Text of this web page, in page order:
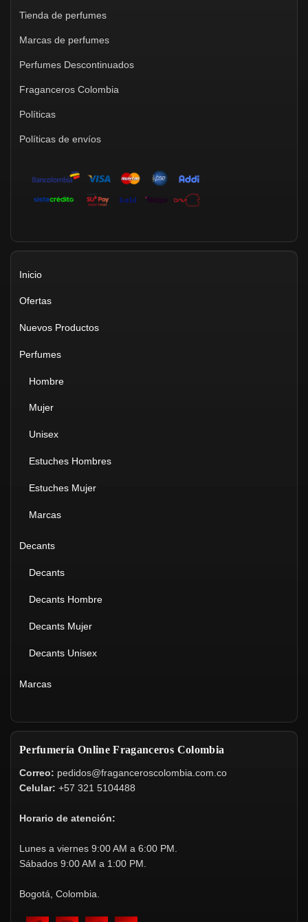
Tienda de perfumes
Marcas de perfumes
Perfumes Descontinuados
Fraganceros Colombia
Políticas
Políticas de envíos
Inicio
Ofertas
Nuevos Productos
Perfumes
Hombre
Mujer
Unisex
Estuches Hombres
Estuches Mujer
Marcas
Decants
Decants
Decants Hombre
Decants Mujer
Decants Unisex
Marcas
Perfumería Online Fraganceros Colombia
Correo: pedidos@fraganceroscolombia.com.co
Celular: +57 321 5104488
Horario de atención:
Lunes a viernes 9:00 AM a 6:00 PM.
Sábados 9:00 AM a 1:00 PM.
Bogotá, Colombia.